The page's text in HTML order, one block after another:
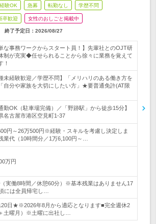
験OK 急募 転勤なし 学歴不問
卒歓迎 女性のおしごと掲載中
終了予定日： 2026/08/27
な事務ワークからスタート員！】先輩社とのOJT研
制が充実◆任せられることから徐々に業務を覚えて
！
未経験歓迎／学歴不問】「メリハリのある働き方を
自分や家族を大切にしたい方」★要普通免許(AT限
勤OK（駐車場完備）／「野跡駅」から徒歩15分】
名古屋市港区空見町1-37
円～26万500円※経験・スキルを考慮し決定しま
代（10時間分／1万6,100円～…
万円
実働8時間／休憩60分）※基本残業はありません17
には全員帰宅し…
日★※2026年8月から適応となります■完全週休2
土曜月）※土曜に出社し…